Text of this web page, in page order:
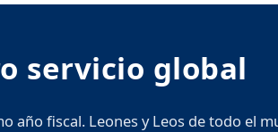
servicio global
año fiscal. Leones y Leos de todo el